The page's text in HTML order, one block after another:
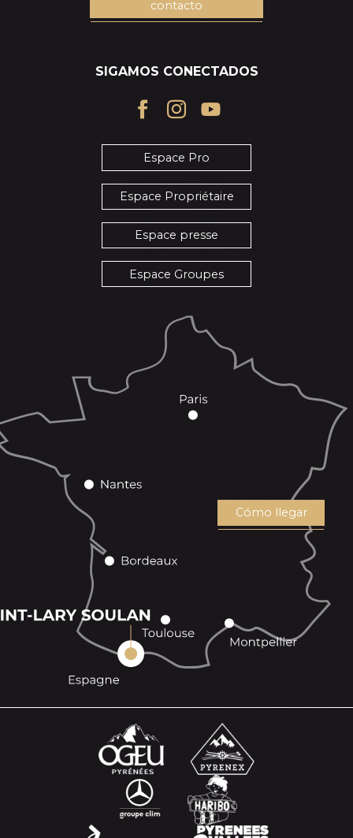
contacto
SIGAMOS CONECTADOS
Espace Pro
Espace Propriétaire
Espace presse
Espace Groupes
Cómo llegar